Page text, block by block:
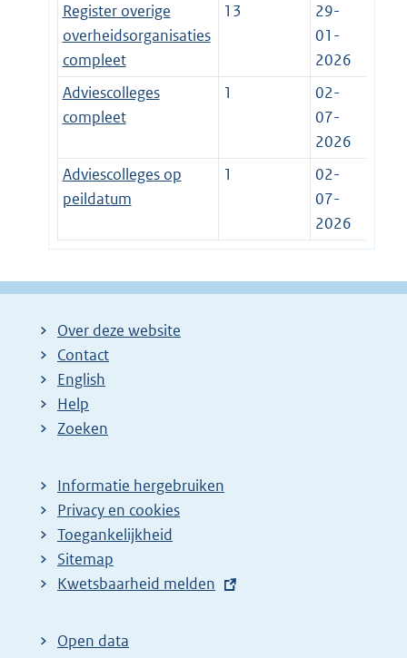
Register overige
overheidsorganisaties
compleet
13
29-
01-
2026
Adviescolleges
compleet
1
02-
07-
2026
Adviescolleges op
peildatum
1
02-
07-
2026
Over deze website
Contact
English
Help
Zoeken
Informatie hergebruiken
Privacy en cookies
Toegankelijkheid
Sitemap
E
t
Kwetsbaarheid melden
Open data